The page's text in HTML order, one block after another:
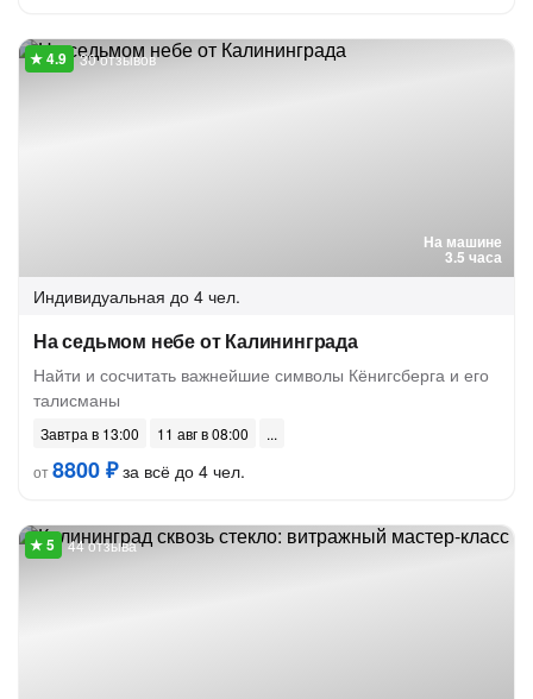
На машине
3.5 часа
30 отзывов
Индивидуальная до 4 чел.
На седьмом небе от Калининграда
Найти и сосчитать важнейшие символы Кёнигсберга и его
талисманы
Завтра в 13:00
11 авг в 08:00
от8800 ₽за всё до 4 чел.
44 отзыва